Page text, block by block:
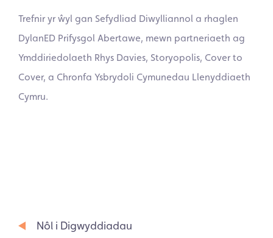
Trefnir yr ŵyl gan Sefydliad Diwylliannol a rhaglen
DylanED Prifysgol Abertawe, mewn partneriaeth ag
Ymddiriedolaeth Rhys Davies, Storyopolis, Cover to
Cover, a Chronfa Ysbrydoli Cymunedau Llenyddiaeth
Cymru.
Nôl i Digwyddiadau